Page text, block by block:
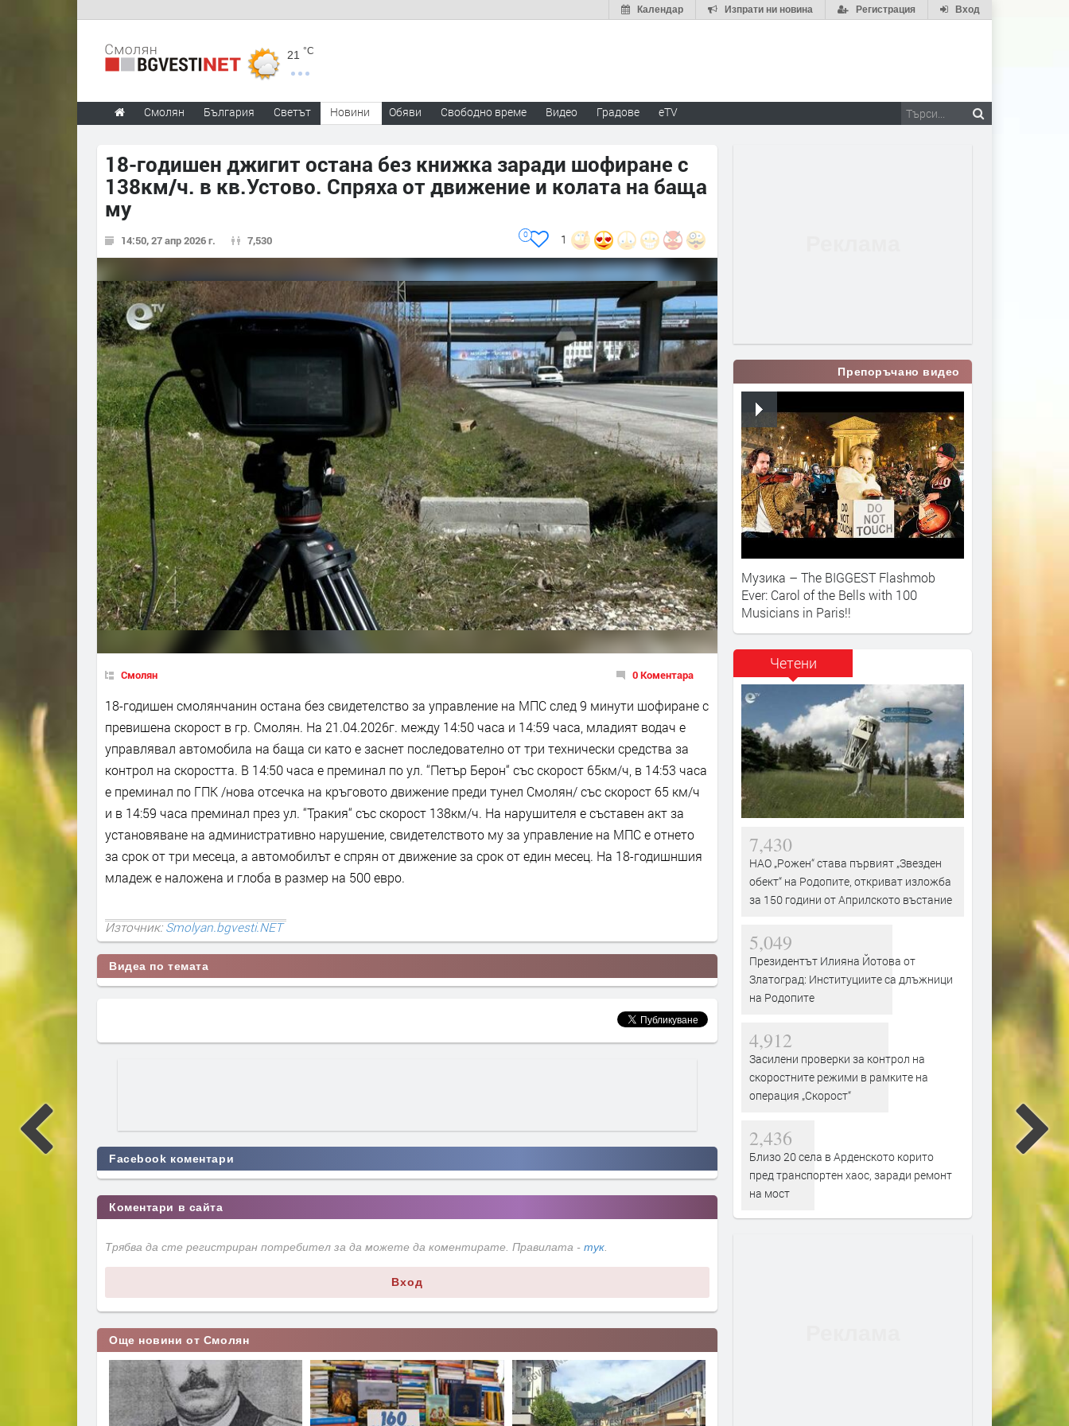
Вход
Регистрация
Изпрати ни новина
Календар
21 °C
Смолян България Светът Новини Обяви Свободно време Видео Градове eTV
18-годишен джигит остана без книжка заради шофиране с
138км/ч. в кв.Устово. Спряха от движение и колата на баща
му
14:50, 27 апр 2026 г. 7,530 1
0
Смолян 0 Коментара
18-годишен смолянчанин остана без свидетелство за управление на МПС след 9 минути шофиране с
превишена скорост в гр. Смолян. На 21.04.2026г. между 14:50 часа и 14:59 часа, младият водач е
управлявал автомобила на баща си като е заснет последователно от три технически средства за
контрол на скоростта. В 14:50 часа е преминал по ул. “Петър Берон“ със скорост 65км/ч, в 14:53 часа
е преминал по ГПК /нова отсечка на кръговото движение преди тунел Смолян/ със скорост 65 км/ч
и в 14:59 часа преминал през ул. “Тракия“ със скорост 138км/ч. На нарушителя е съставен акт за
установяване на административно нарушение, свидетелството му за управление на МПС е отнето
за срок от три месеца, а автомобилът е спрян от движение за срок от един месец. На 18-годишншия
младеж е наложена и глоба в размер на 500 евро.
Източник:Smolyan.bgvesti.NET
Видеа по темата
Facebook коментари
Коментари в сайта
Трябва да сте регистриран потребител за да можете да коментирате. Правилата - тук.
Вход
Още новини от Смолян
Препоръчано видео
Музика – The BIGGEST Flashmob
Ever: Carol of the Bells with 100
Musicians in Paris!!
Четени
7,430
НАО „Рожен“ става първият „Звезден
обект“ на Родопите, откриват изложба
за 150 години от Априлското въстание
5,049
Президентът Илияна Йотова от
Златоград: Институциите са длъжници
на Родопите
4,912
Засилени проверки за контрол на
скоростните режими в рамките на
операция „Скорост“
2,436
Близо 20 села в Арденското корито
пред транспортен хаос, заради ремонт
на мост